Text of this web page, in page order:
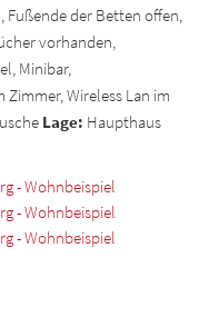
Fußende der Betten offen,
vorhanden,
Minibar,
Wireless Lan im
Lage: Haupthaus